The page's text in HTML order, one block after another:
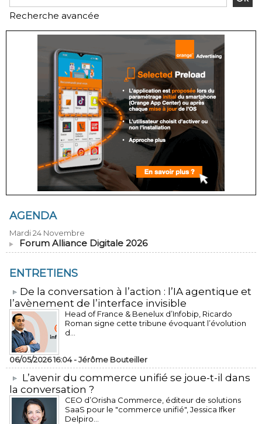
Recherche avancée
AGENDA
Mardi 24 Novembre
Forum Alliance Digitale 2026
ENTRETIENS
​De la conversation à l’action : l’IA agentique et
l’avènement de l’interface invisible
Head of France & Benelux d’Infobip, Ricardo
Roman signe cette tribune évoquant l’évolution
d...
06/05/2026 16:04 -Jérôme Bouteiller
L’avenir du commerce unifié se joue-t-il dans
la conversation ?
CEO d’Orisha Commerce, éditeur de solutions
SaaS pour le "commerce unifié", Jessica Ifker
Delpiro...